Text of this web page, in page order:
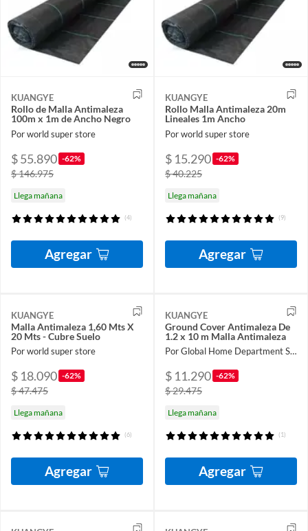
KUANGYE
Rollo de Malla Antimaleza
100m x 1m de Ancho Negro
Por world super store
$ 55.890 -62%
$ 146.975
Llega mañana
(4)
Agregar
KUANGYE
Rollo Malla Antimaleza 20m
Lineales 1m Ancho
Por world super store
$ 15.290 -62%
$ 40.225
Llega mañana
(9)
Agregar
KUANGYE
Malla Antimaleza 1,60 Mts X
20 Mts - Cubre Suelo
Por world super store
$ 18.090 -62%
$ 47.475
Llega mañana
(6)
Agregar
KUANGYE
Ground Cover Antimaleza De
1.2 x 10 m Malla Antimaleza
Por Global Home Department Store
$ 11.290 -62%
$ 29.475
Llega mañana
(1)
Agregar